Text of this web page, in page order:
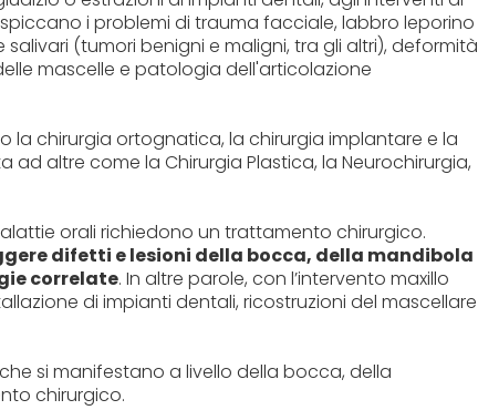
i problemi di trauma facciale, labbro leporino
(tumori benigni e maligni, tra gli altri), deformità
mascelle e patologia dell'articolazione
la chirurgia ortognatica, la chirurgia implantare e la
altre come la Chirurgia Plastica, la Neurochirurgia,
orali richiedono un trattamento chirurgico.
difetti e lesioni della bocca, della mandibola
correlate. In altre parole, con l’intervento maxillo
di impianti dentali, ricostruzioni del mascellare
si manifestano a livello della bocca, della
chirurgico.